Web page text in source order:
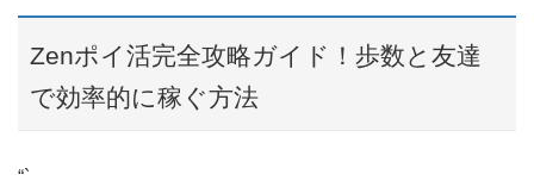
Zenポイ活完全攻略ガイド！歩数と友達
で効率的に稼ぐ方法
“`